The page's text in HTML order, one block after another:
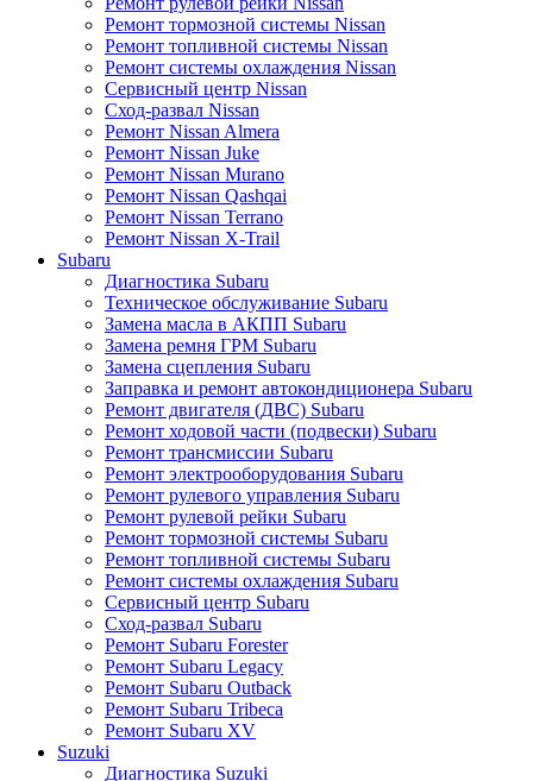
Ремонт тормозной системы Nissan
Ремонт топливной системы Nissan
Ремонт системы охлаждения Nissan
Сервисный центр Nissan
Сход-развал Nissan
Ремонт Nissan Almera
Ремонт Nissan Juke
Ремонт Nissan Murano
Ремонт Nissan Qashqai
Ремонт Nissan Terrano
Ремонт Nissan X-Trail
Subaru
Диагностика Subaru
Техническое обслуживание Subaru
Замена масла в АКПП Subaru
Замена ремня ГРМ Subaru
Замена сцепления Subaru
Заправка и ремонт автокондиционера Subaru
Ремонт двигателя (ДВС) Subaru
Ремонт ходовой части (подвески) Subaru
Ремонт трансмиссии Subaru
Ремонт электрооборудования Subaru
Ремонт рулевого управления Subaru
Ремонт рулевой рейки Subaru
Ремонт тормозной системы Subaru
Ремонт топливной системы Subaru
Ремонт системы охлаждения Subaru
Сервисный центр Subaru
Сход-развал Subaru
Ремонт Subaru Forester
Ремонт Subaru Legacy
Ремонт Subaru Outback
Ремонт Subaru Tribeca
Ремонт Subaru XV
Suzuki
Диагностика Suzuki